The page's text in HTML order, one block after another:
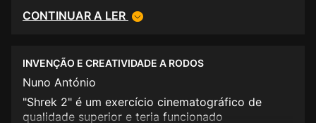
seja um bom exemplar, mas numa visão mais
global... A animação não era bilhante, nem tão
meu lado quase se ter lavado em lágrimas, coisa
que prefiro não compreender. Indicado para um
público mais infantil. O primeiro foi mais singular.
CONTINUAR A LER
INVENÇÃO E CREATIVIDADE A RODOS
Nuno António
"Shrek 2" é um exercício cinematográfico de
qualidade superior e teria funcionado